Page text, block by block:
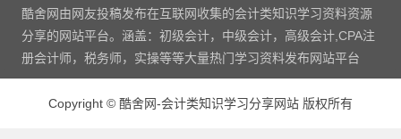
酷舍网由网友投稿发布在互联网收集的会计类知识学习资料资源
分享的网站平台。涵盖：初级会计，中级会计，高级会计,CPA注
册会计师，税务师，实操等等大量热门学习资料发布网站平台
Copyright © 酷舍网-会计类知识学习分享网站 版权所有